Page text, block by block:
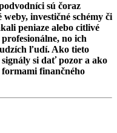
sú čoraz
investičné schémy či
peniaze alebo citlivé
no ich
ľudí. Ako tieto
si dať pozor a ako
finančného